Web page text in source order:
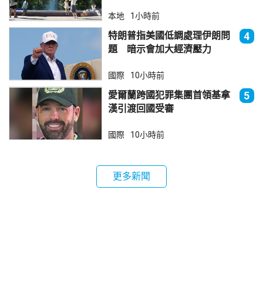
本地 1小時前
特朗普指美國低調處理伊朗問
題 暗示會加大經濟壓力
4
國際 10小時前
愛爾蘭跨國犯罪集團首領基拿
漢引渡回國受審
5
國際 10小時前
更多新聞